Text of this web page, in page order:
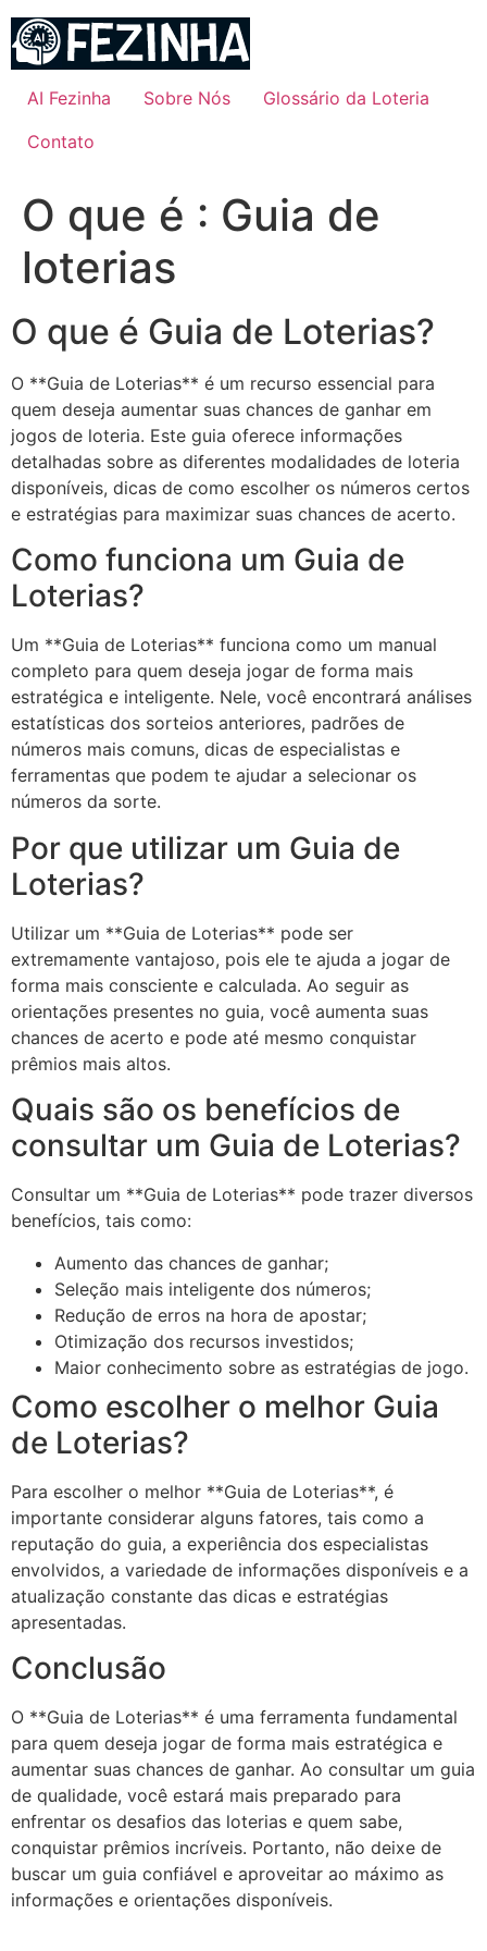
para
conteúdo
AI Fezinha Sobre Nós
Glossário da Loteria
Contato
O que é : Guia de
loterias
O que é Guia de Loterias?
O **Guia de Loterias** é um recurso essencial para
quem deseja aumentar suas chances de ganhar em
jogos de loteria. Este guia oferece informações
detalhadas sobre as diferentes modalidades de loteria
disponíveis, dicas de como escolher os números certos
e estratégias para maximizar suas chances de acerto.
Como funciona um Guia de
Loterias?
Um **Guia de Loterias** funciona como um manual
completo para quem deseja jogar de forma mais
estratégica e inteligente. Nele, você encontrará análises
estatísticas dos sorteios anteriores, padrões de
números mais comuns, dicas de especialistas e
ferramentas que podem te ajudar a selecionar os
números da sorte.
Por que utilizar um Guia de
Loterias?
Utilizar um **Guia de Loterias** pode ser
extremamente vantajoso, pois ele te ajuda a jogar de
forma mais consciente e calculada. Ao seguir as
orientações presentes no guia, você aumenta suas
chances de acerto e pode até mesmo conquistar
prêmios mais altos.
Quais são os benefícios de
consultar um Guia de Loterias?
Consultar um **Guia de Loterias** pode trazer diversos
benefícios, tais como:
Aumento das chances de ganhar;
Seleção mais inteligente dos números;
Redução de erros na hora de apostar;
Otimização dos recursos investidos;
Maior conhecimento sobre as estratégias de jogo.
Como escolher o melhor Guia
de Loterias?
Para escolher o melhor **Guia de Loterias**, é
importante considerar alguns fatores, tais como a
reputação do guia, a experiência dos especialistas
envolvidos, a variedade de informações disponíveis e a
atualização constante das dicas e estratégias
apresentadas.
Conclusão
O **Guia de Loterias** é uma ferramenta fundamental
para quem deseja jogar de forma mais estratégica e
aumentar suas chances de ganhar. Ao consultar um guia
de qualidade, você estará mais preparado para
enfrentar os desafios das loterias e quem sabe,
conquistar prêmios incríveis. Portanto, não deixe de
buscar um guia confiável e aproveitar ao máximo as
informações e orientações disponíveis.